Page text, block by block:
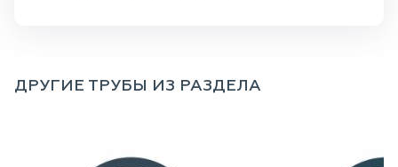
ДРУГИЕ ТРУБЫ ИЗ РАЗДЕЛА